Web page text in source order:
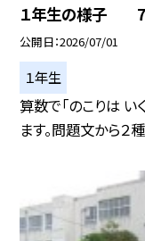
１年生の様子 7
公開日 2026/07/01
１年生
算数で「のこりは
ます。問題文から２